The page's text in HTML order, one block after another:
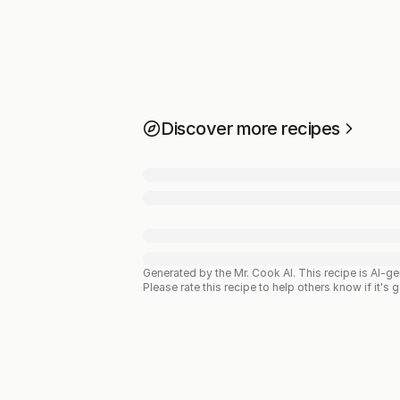
Discover more recipes
Generated by the Mr. Cook AI. This recipe is AI-
Please rate this recipe to help others know if it's